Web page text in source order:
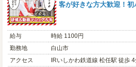
客が好きな方大歓迎！
給与
時給 1100円
勤務地
白山市
アクセス
IRいしかわ鉄道線 松任駅 徒歩